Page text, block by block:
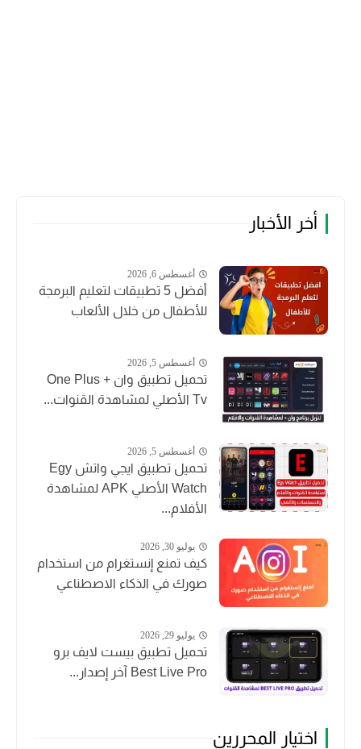
أخر الأخبار
أغسطس 6, 2026
أفضل 5 تطبيقات لتعليم البرمجة
للأطفال من خلال الألعاب
أغسطس 5, 2026
تحميل تطبيق وان + One Plus
Tv الأصلي لمشاهدة القنوات...
أغسطس 5, 2026
تحميل تطبيق ايجي واتش Egy
Watch الأصلي APK لمشاهدة
الأفلام...
يوليو 30, 2026
كيف تمنع إنستغرام من استخدام
صورك في الذكاء الاصطناعي
يوليو 29, 2026
تحميل تطبيق بيست لايف برو
Best Live Pro آخر إصدار...
اختيار المحررين